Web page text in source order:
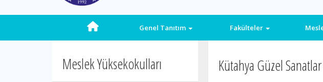
Genel Tanıtım Fakülteler
Meslek Yüksekokulları Kütahya Güzel